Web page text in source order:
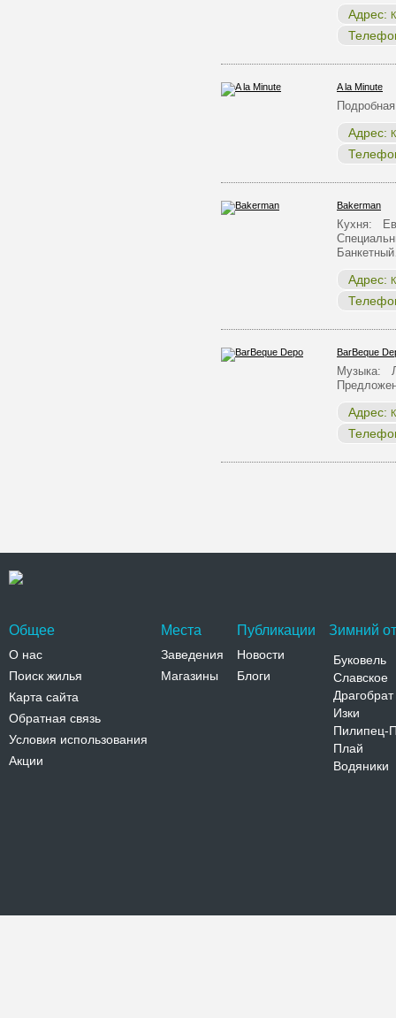
Адрес:
A la Minute
Адрес:
Bakerman
Кухня:
Адрес:
BarBeque
Музыка:
Адрес:
Общее
О нас
Поиск жилья
Карта сайта
Обратная связь
Условия использования
Акции
Места
Заведения
Магазины
Публикации
Новости
Блоги
Зимний
Буковель
Славское
Драгобрат
Изки
Пилипец-
Плай
Водяники